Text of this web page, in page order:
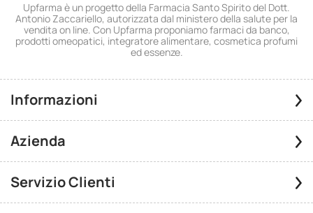
Upfarma è un progetto della Farmacia Santo Spirito del Dott.
Antonio Zaccariello, autorizzata dal ministero della salute per la
vendita on line. Con Upfarma proponiamo farmaci da banco,
prodotti omeopatici, integratore alimentare, cosmetica profumi
ed essenze.
Informazioni
Azienda
Servizio Clienti